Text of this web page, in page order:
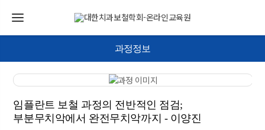
과정정보
임플란트 보철 과정의 전반적인 점검;
부분무치악에서 완전무치악까지 - 이양진